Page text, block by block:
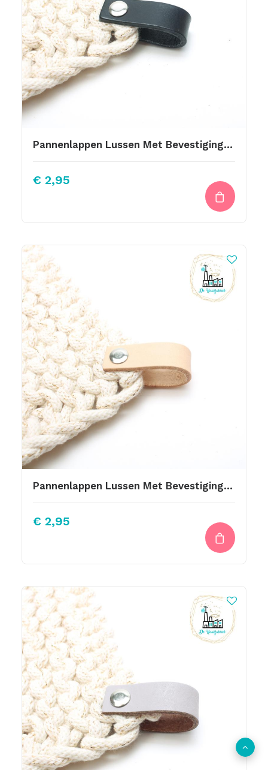
Pannenlappen Lussen Met Bevestiging Schroef Zwart
€ 2,95
Pannenlappen Lussen Met Bevestiging Schroef Naturel
€ 2,95